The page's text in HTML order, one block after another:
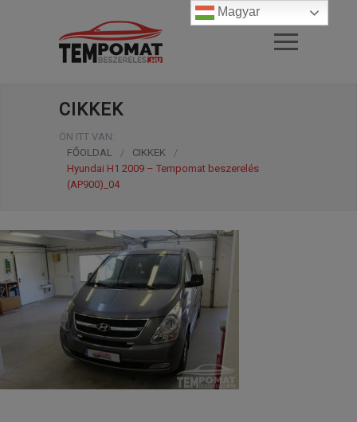
CIKKEK
ÖN ITT VAN:
FŐOLDAL
/ CIKKEK
/
Hyundai H1 2009 – Tempomat beszerelés
(AP900)_04
Magyar